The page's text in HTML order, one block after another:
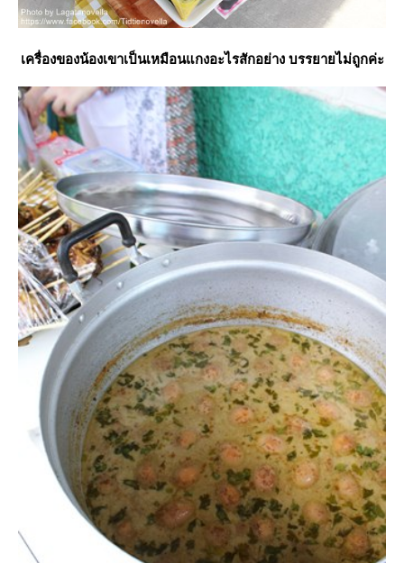
เครื่องของน้องเขาเป็นเหมือนแกงอะไรสักอย่าง บรรยายไม่ถูกค่ะ